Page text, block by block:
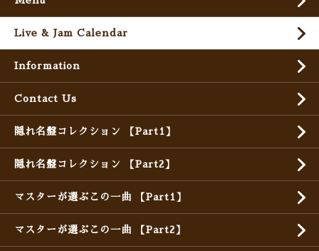
Live & Jam Calendar
Information
Contact Us
隠れ名盤コレクション 【Part1】
隠れ名盤コレクション 【Part2】
マスターが選ぶこの一曲 【Part1】
マスターが選ぶこの一曲 【Part2】